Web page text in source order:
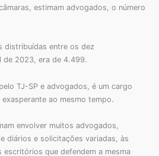
estimam advogados, o número
distribuídas entre os dez
de 2023, era de 4.499.
TJ-SP e advogados, é um cargo
ao mesmo tempo.
envolver muitos advogados,
diários e solicitações variadas, às
que defendem a mesma